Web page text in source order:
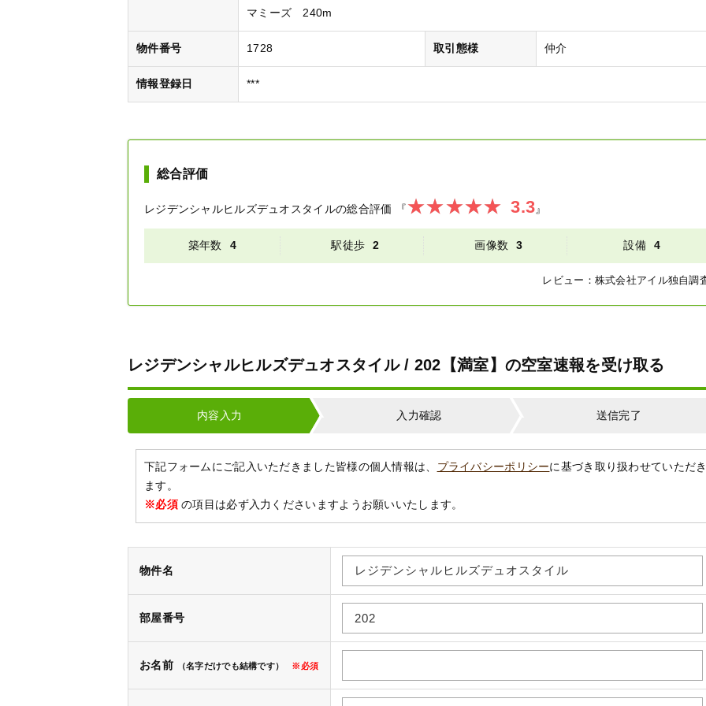
マミーズ 240m
物件番号 1728 取引態様 仲介
情報登録日 ***
総合評価
レジデンシャルヒルズデュオスタイルの総合評価 『 3.3』
築年数 4 駅徒歩 2 画像数 3 設備 4
レビュー： 株式会社アイル独自調
レジデンシャルヒルズデュオスタイル / 202【満室】の空室速報を受け取る
内容入力 入力確認 送信完了
下記フォームにご記入いただきました皆様の個人情報は、 プライバシーポリシーに基づき取り扱わせていただ
ます。
※必須の項目は必ず入力くださいますようお願いいたします。
物件名
部屋番号
お名前 （名字だけでも結構です） ※必須